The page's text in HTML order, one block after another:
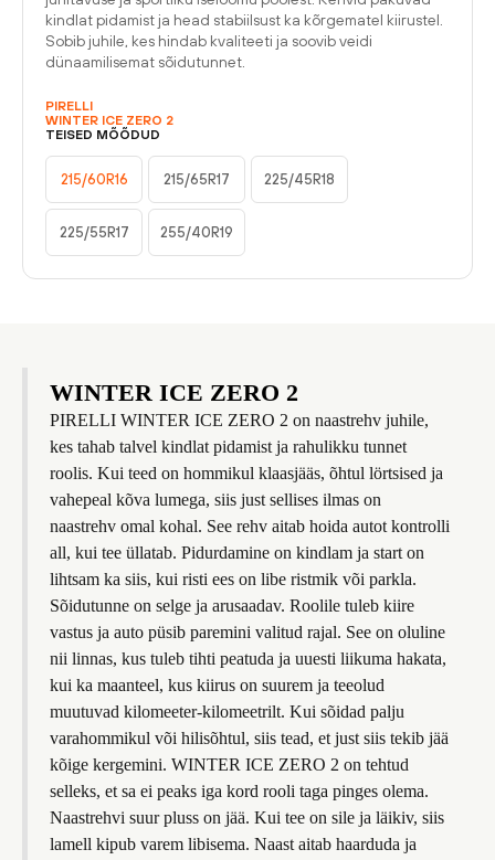
kindlat pidamist ja head stabiilsust ka kõrgematel kiirustel.
Sobib juhile, kes hindab kvaliteeti ja soovib veidi
dünaamilisemat sõidutunnet.
PIRELLI
WINTER ICE ZERO 2
TEISED MÕÕDUD
215/60R16 215/65R17 225/45R18
225/55R17 255/40R19
WINTER ICE ZERO 2
PIRELLI WINTER ICE ZERO 2 on naastrehv juhile,
kes tahab talvel kindlat pidamist ja rahulikku tunnet
roolis. Kui teed on hommikul klaasjääs, õhtul lörtsised ja
vahepeal kõva lumega, siis just sellises ilmas on
naastrehv omal kohal. See rehv aitab hoida autot kontrolli
all, kui tee üllatab. Pidurdamine on kindlam ja start on
lihtsam ka siis, kui risti ees on libe ristmik või parkla.
Sõidutunne on selge ja arusaadav. Roolile tuleb kiire
vastus ja auto püsib paremini valitud rajal. See on oluline
nii linnas, kus tuleb tihti peatuda ja uuesti liikuma hakata,
kui ka maanteel, kus kiirus on suurem ja teeolud
muutuvad kilomeeter-kilomeetrilt. Kui sõidad palju
varahommikul või hilisõhtul, siis tead, et just siis tekib jää
kõige kergemini. WINTER ICE ZERO 2 on tehtud
selleks, et sa ei peaks iga kord rooli taga pinges olema.
Naastrehvi suur pluss on jää. Kui tee on sile ja läikiv, siis
lamell kipub varem libisema. Naast aitab haarduda ja